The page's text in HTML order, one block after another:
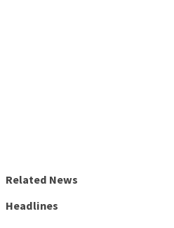
Related News
Headlines